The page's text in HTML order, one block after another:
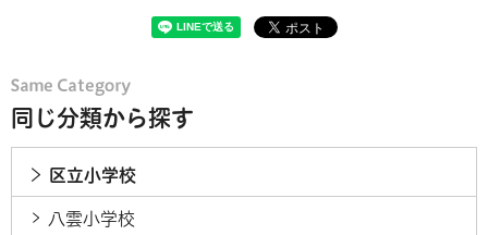
同じ分類から探す
区立小学校
八雲小学校